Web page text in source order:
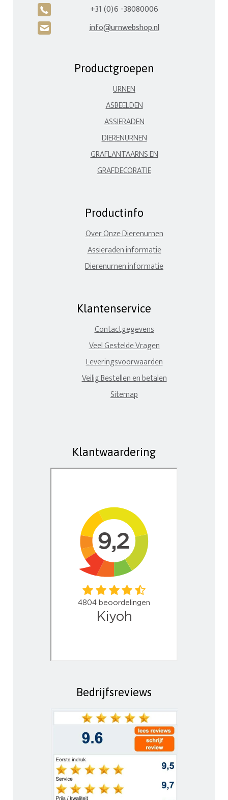
A +31 (0)6 -38080006
H info@urnwebshop.nl
Productgroepen
URNEN
ASBEELDEN
ASSIERADEN
DIERENURNEN
GRAFLANTAARNS EN
GRAFDECORATIE
Productinfo
Over Onze Dierenurnen
Assieraden informatie
Dierenurnen informatie
Klantenservice
Contactgegevens
Veel Gestelde Vragen
Leveringsvoorwaarden
Veilig Bestellen en betalen
Sitemap
Klantwaardering
Bedrijfsreviews